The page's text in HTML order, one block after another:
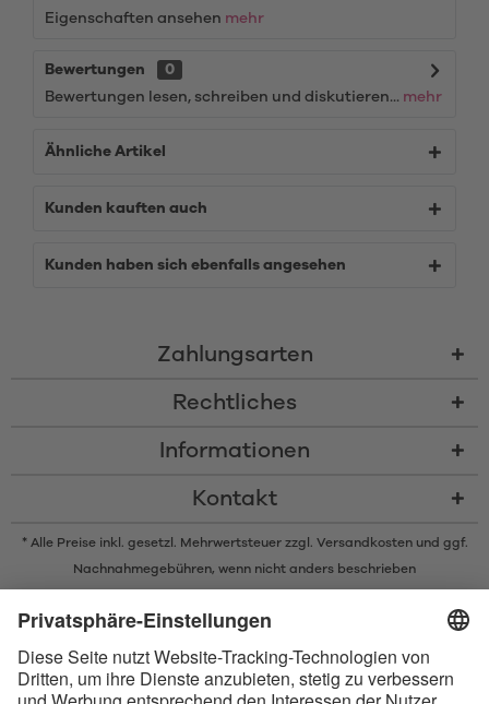
Eigenschaften ansehen mehr
Bewertungen
0
Bewertungen lesen, schreiben und diskutieren... mehr
Ähnliche Artikel
Kunden kauften auch
Kunden haben sich ebenfalls angesehen
Zahlungsarten
Rechtliches
Informationen
Kontakt
* Alle Preise inkl. gesetzl. Mehrwertsteuer zzgl. Versandkostenund ggf.
Nachnahmegebühren, wenn nicht anders beschrieben
und Eigentum der Bluetooth SIG, Inc. Die Nutzung dieser Marken durch
Apple und das Apple-Logo sind eingetragene Marken von Apple Inc.
Google Play und das Google Play-Logo sind Marken von Google LLC.